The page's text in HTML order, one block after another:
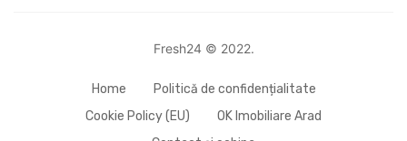
Fresh24 © 2022.
Home
Politică de confidențialitate
Cookie Policy (EU)
OK Imobiliare Arad